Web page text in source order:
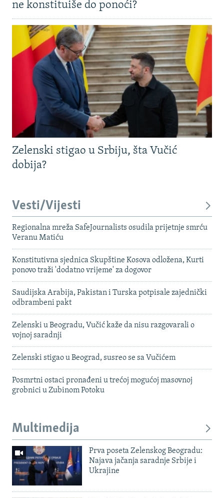
ne konstituiše do ponoći?
Zelenski stigao u Srbiju, šta Vučić
dobija?
Vesti/Vijesti
Regionalna mreža SafeJournalists osudila prijetnje smrću
Veranu Matiću
Konstitutivna sjednica Skupštine Kosova odložena, Kurti
ponovo traži 'dodatno vrijeme' za dogovor
Saudijska Arabija, Pakistan i Turska potpisale zajednički
odbrambeni pakt
Zelenski u Beogradu, Vučić kaže da nisu razgovarali o
vojnoj saradnji
Zelenski stigao u Beograd, susreo se sa Vučićem
Posmrtni ostaci pronađeni u trećoj mogućoj masovnoj
grobnici u Zubinom Potoku
Multimedija
Prva poseta Zelenskog Beogradu:
Najava jačanja saradnje Srbije i
Ukrajine